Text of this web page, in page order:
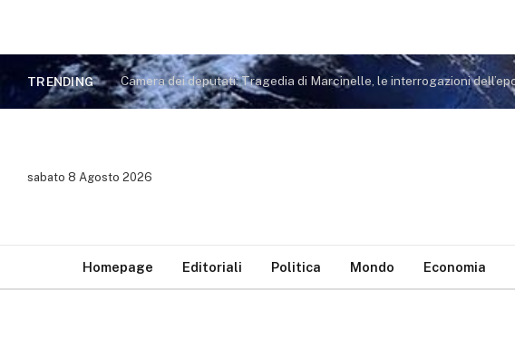
TRENDING
sabato 8 Agosto 2026
Homepage Editoriali Politica Mondo Economia